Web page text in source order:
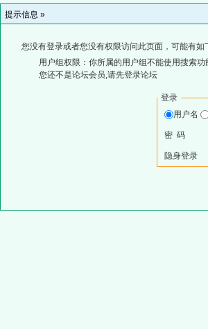
提示信息 »
您没有登录或者您没有权限访问此页面，可能有如
用户组权限：你所属的用户组不能使用搜索功
您还不是论坛会员,请先登录论坛
登录
用户名
密 码
隐身登录